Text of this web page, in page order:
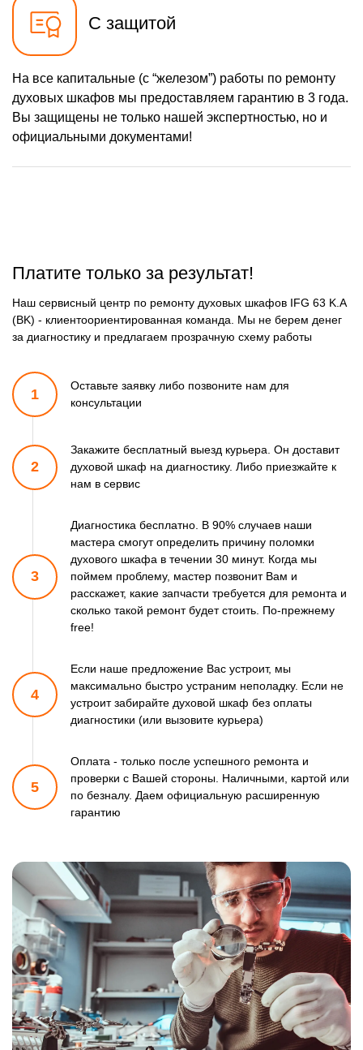
С защитой
На все капитальные (с “железом”) работы по ремонту
духовых шкафов мы предоставляем гарантию в 3 года.
Вы защищены не только нашей экспертностью, но и
официальными документами!
Платите только за результат!
Наш сервисный центр по ремонту духовых шкафов IFG 63 K.A
(BK) - клиентоориентированная команда. Мы не берем денег
за диагностику и предлагаем прозрачную схему работы
1
Оставьте заявку либо позвоните нам для
консультации
2
Закажите бесплатный выезд курьера. Он доставит
духовой шкаф на диагностику. Либо приезжайте к
нам в сервис
3
Диагностика бесплатно. В 90% случаев наши
мастера смогутопределить причину поломки
духового шкафа в течении 30 минут. Когда мы
поймем проблему, мастер позвонит Вам и
расскажет, какие запчасти требуется для ремонта и
сколько такой ремонтбудет стоить. По-прежнему
free!
4
Если наше предложение Вас устроит, мы
максимально быстро устраним неполадку. Если не
устроит забирайте духовой шкаф без оплаты
диагностики (или вызовите курьера)
5
Оплата - только после успешного ремонта и
проверки с Вашей стороны. Наличными, картой или
по безналу. Даем официальную расширенную
гарантию